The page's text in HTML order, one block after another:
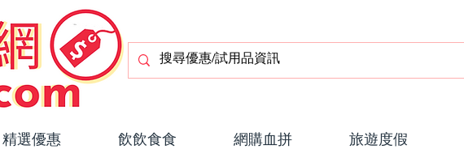
精選優惠 飲飲食食 網購血拼 旅遊度假